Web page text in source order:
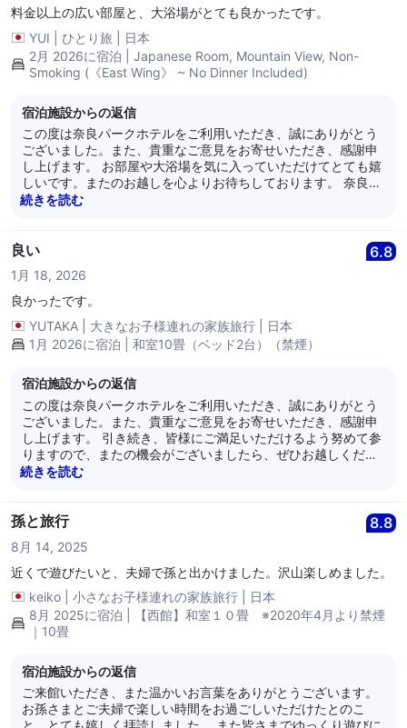
料金以上の広い部屋と、大浴場がとても良かったです。
YUI
ひとり旅
日本
2月 2026に宿泊 | Japanese Room, Mountain View, Non-
Smoking (《East Wing》 ~ No Dinner Included)
宿泊施設からの返信
この度は奈良パークホテルをご利用いただき、誠にありがとう
ございました。また、貴重なご意見をお寄せいただき、感謝申
し上げます。 お部屋や大浴場を気に入っていただけてとても嬉
しいです。またのお越しを心よりお待ちしております。 奈良パ
ークホテル
続きを読む
良い 6.8
1月 18, 2026
良かったです。
YUTAKA
大きなお子様連れの家族旅行
日本
1月 2026に宿泊 | 和室10畳（ベッド2台）（禁煙）
宿泊施設からの返信
この度は奈良パークホテルをご利用いただき、誠にありがとう
ございました。また、貴重なご意見をお寄せいただき、感謝申
し上げます。 引き続き、皆様にご満足いただけるよう努めて参
りますので、またの機会がございましたら、ぜひお越しくださ
いませ。 奈良パークホテル
続きを読む
孫と旅行 8.8
8月 14, 2025
近くで遊びたいと、夫婦で孫と出かけました。沢山楽しめました。
keiko
小さなお子様連れの家族旅行
日本
8月 2025に宿泊 | 【西館】和室１０畳 ※2020年4月より禁煙
｜10畳
宿泊施設からの返信
ご来館いただき、また温かいお言葉をありがとうございます。
お孫さまとご夫婦で楽しい時間をお過ごしいただけたとのこ